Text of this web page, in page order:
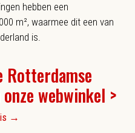
hebben een
m², waarmee dit een van
is.
Rotterdamse
webwinkel >
→